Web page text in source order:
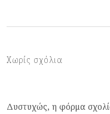
Χωρίς σχόλια
Δυστυχώς, η φόρμα